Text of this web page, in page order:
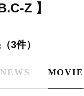
Z 】
3件）
NEWS MOVIE